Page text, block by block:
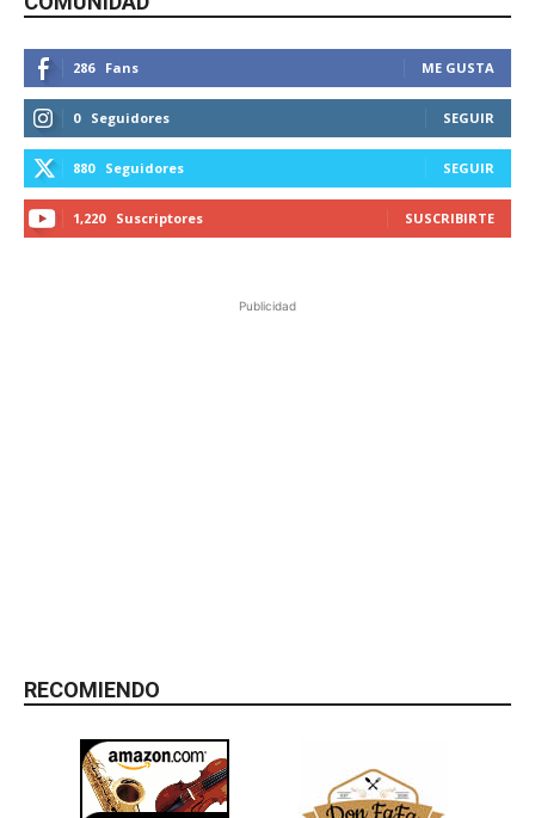
286 Fans ME GUSTA
0 Seguidores SEGUIR
880 Seguidores SEGUIR
1,220 Suscriptores SUSCRIBIRTE
Publicidad
RECOMIENDO